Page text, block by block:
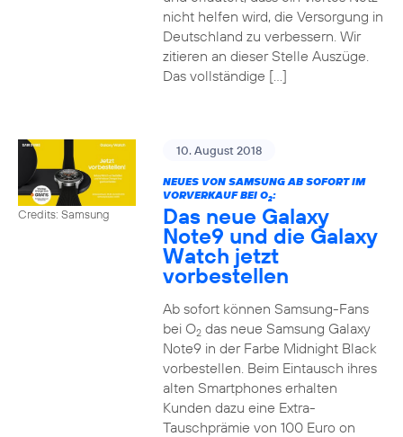
nicht helfen wird, die Versorgung in
Deutschland zu verbessern. Wir
zitieren an dieser Stelle Auszüge.
Das vollständige […]
Credits: Samsung
10. August 2018
NEUES VON SAMSUNG AB SOFORT IM
VORVERKAUF BEI O2:
Das neue Galaxy
Note9 und die Galaxy
Watch jetzt
vorbestellen
Ab sofort können Samsung-Fans
bei O2das neue Samsung Galaxy
Note9 in der Farbe Midnight Black
vorbestellen. Beim Eintausch ihres
alten Smartphones erhalten
Kunden dazu eine Extra-
Tauschprämie von 100 Euro on